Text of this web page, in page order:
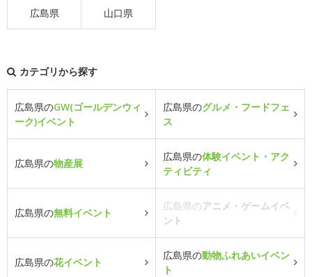
広島県 山口県
カテゴリから探す
広島県のGW(ゴールデンウィ
ーク)イベント
広島県のグルメ・フードフェ
ス
広島県の物産展
広島県の体験イベント・アク
ティビティ
広島県の無料イベント
広島県のアニメ・ゲームイベ
ント
広島県の花イベント
広島県の動物ふれあいイベン
ト